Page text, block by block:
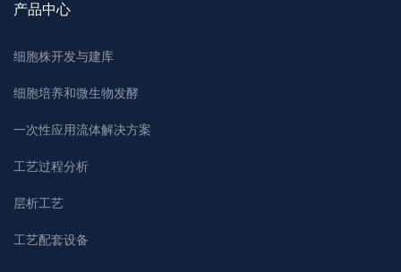
产品中心
细胞株开发与建库
细胞培养和微生物发酵
一次性应用流体解决方案
工艺过程分析
层析工艺
工艺配套设备